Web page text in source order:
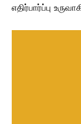
எதிர்பார்ப்பு